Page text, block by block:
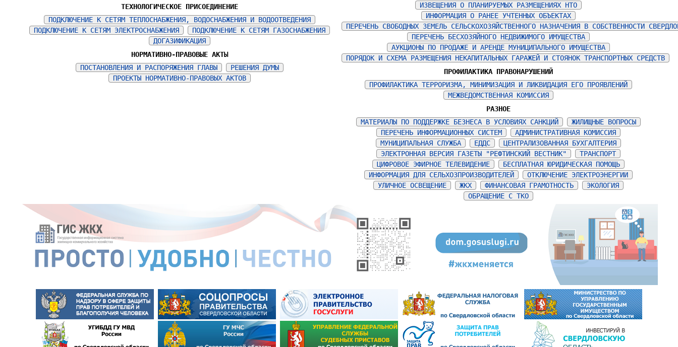
ТЕХНОЛОГИЧЕСКОЕ ПРИСОЕДИНЕНИЕ
ПОДКЛЮЧЕНИЕ К СЕТЯМ ТЕПЛОСНАБЖЕНИЯ, ВОДОСНАБЖЕНИЯ И ВОДООТВЕДЕНИЯ
ПОДКЛЮЧЕНИЕ К СЕТЯМ ЭЛЕКТРОСНАБЖЕНИЯ
ПОДКЛЮЧЕНИЕ К СЕТЯМ ГАЗОСНАБЖЕНИЯ
ДОГАЗИФИКАЦИЯ
НОРМАТИВНО-ПРАВОВЫЕ АКТЫ
ПОСТАНОВЛЕНИЯ И РАСПОРЯЖЕНИЯ ГЛАВЫ
РЕШЕНИЯ ДУМЫ
ПРОЕКТЫ НОРМАТИВНО-ПРАВОВЫХ АКТОВ
ИЗВЕЩЕНИЯ О ПЛАНИРУЕМЫХ РАЗМЕЩЕНИЯХ НТО
ИНФОРМАЦИЯ О РАНЕЕ УЧТЕННЫХ ОБЪЕКТАХ
ПЕРЕЧЕНЬ СВОБОДНЫХ ЗЕМЕЛЬ СЕЛЬСКОХОЗЯЙСТВЕННОГО НАЗНАЧЕНИЯ В СОБСТВЕННОСТИ
ПЕРЕЧЕНЬ БЕСХОЗЯЙНОГО НЕДВИЖИМОГО ИМУЩЕСТВА
АУКЦИОНЫ ПО ПРОДАЖЕ И АРЕНДЕ МУНИЦИПАЛЬНОГО ИМУЩЕСТВА
ПОРЯДОК И СХЕМА РАЗМЕЩЕНИЯ НЕКАПИТАЛЬНЫХ ГАРАЖЕЙ И СТОЯНОК ТРАНСПОРТНЫХ СРЕДСТВ
ПРОФИЛАКТИКА ПРАВОНАРУШЕНИЙ
ПРОФИЛАКТИКА ТЕРРОРИЗМА, МИНИМИЗАЦИЯ И ЛИКВИДАЦИЯ ЕГО ПРОЯВЛЕНИЙ
МЕЖВЕДОМСТВЕННАЯ КОМИССИЯ
РАЗНОЕ
МАТЕРИАЛЫ ПО ПОДДЕРЖКЕ БЕЗНЕСА В УСЛОВИЯХ САНКЦИЙ
ЖИЛИЩНЫЕ ВОПРОСЫ
ПЕРЕЧЕНЬ ИНФОРМАЦИОННЫХ СИСТЕМ
АДМИНИСТРАТИВНАЯ КОМИССИЯ
МУНИЦИПАЛЬНАЯ СЛУЖБА
ЕДДС
ЦЕНТРАЛИЗОВАННАЯ БУХГАЛТЕРИЯ
ЭЛЕКТРОННАЯ ВЕРСИЯ ГАЗЕТЫ "РЕФТИНСКИЙ ВЕСТНИК"
ТРАНСПОРТ
ЦИФРОВОЕ ЭФИРНОЕ ТЕЛЕВИДЕНИЕ
БЕСПЛАТНАЯ ЮРИДИЧЕСКАЯ ПОМОЩЬ
ИНФОРМАЦИЯ ДЛЯ СЕЛЬХОЗПРОИЗВОДИТЕЛЕЙ
ОТКЛЮЧЕНИЕ ЭЛЕКТРОЭНЕРГИИ
УЛИЧНОЕ ОСВЕЩЕНИЕ
ЖКХ ФИНАНСОВАЯ ГРАМОТНОСТЬ
ЭКОЛОГИЯ
ОБРАЩЕНИЕ С ТКО